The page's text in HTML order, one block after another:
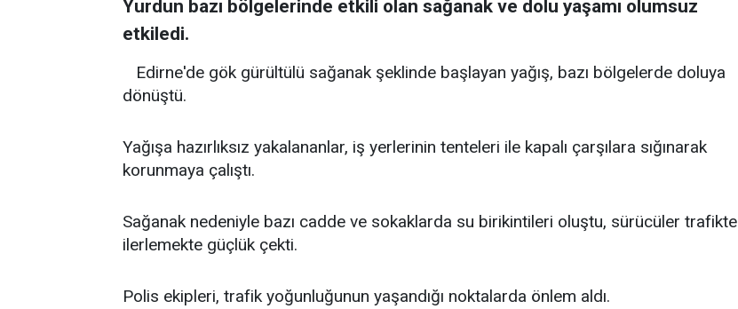
Yurdun bazı bölgelerinde etkili olan sağanak ve dolu yaşamı olumsuz
etkiledi.
Edirne'de gök gürültülü sağanak şeklinde başlayan yağış, bazı bölgelerde doluya
dönüştü.
Yağışa hazırlıksız yakalananlar, iş yerlerinin tenteleri ile kapalı çarşılara sığınarak
korunmaya çalıştı.
Sağanak nedeniyle bazı cadde ve sokaklarda su birikintileri oluştu, sürücüler trafikte
ilerlemekte güçlük çekti.
Polis ekipleri, trafik yoğunluğunun yaşandığı noktalarda önlem aldı.